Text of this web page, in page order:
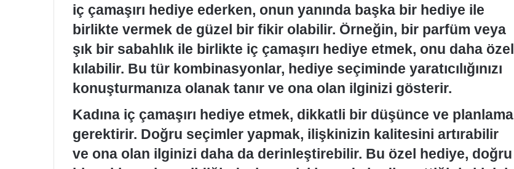
iç çamaşırı hediye ederken, onun yanında başka bir hediye ile
birlikte vermek de güzel bir fikir olabilir. Örneğin, bir parfüm veya
şık bir sabahlık ile birlikte iç çamaşırı hediye etmek, onu daha özel
kılabilir. Bu tür kombinasyonlar, hediye seçiminde yaratıcılığınızı
konuşturmanıza olanak tanır ve ona olan ilginizi gösterir.
Kadına iç çamaşırı hediye etmek, dikkatli bir düşünce ve planlama
gerektirir. Doğru seçimler yapmak, ilişkinizin kalitesini artırabilir
ve ona olan ilginizi daha da derinleştirebilir. Bu özel hediye, doğru